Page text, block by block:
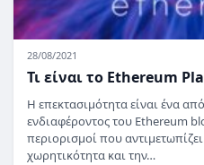
28/08/2021
Τι είναι το Ethereum
Η επεκτασιμότητα είναι ένα
ενδιαφέροντος του Ethereum
περιορισμοί που
χωρητικότητα και την…